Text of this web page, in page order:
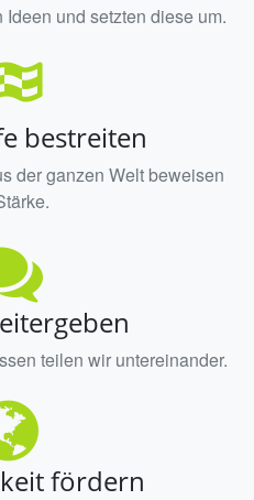
und setzten diese um.
bestreiten
der ganzen Welt beweisen
teilen wir untereinander.
fördern